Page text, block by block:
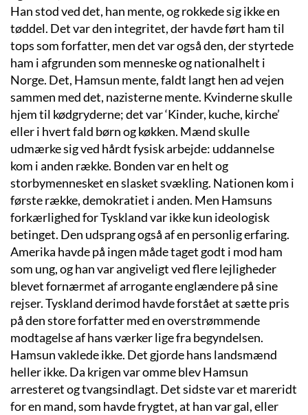
Han stod ved det, han mente, og rokkede sig ikke en
tøddel. Det var den integritet, der havde ført ham til
tops som forfatter, men det var også den, der styrtede
ham i afgrunden som menneske og nationalhelt i
Norge. Det, Hamsun mente, faldt langt hen ad vejen
sammen med det, nazisterne mente. Kvinderne skulle
hjem til kødgryderne; det var ‘Kinder, kuche, kirche’
eller i hvert fald børn og køkken. Mænd skulle
udmærke sig ved hårdt fysisk arbejde: uddannelse
kom i anden række. Bonden var en helt og
storbymennesket en slasket svækling. Nationen kom i
første række, demokratiet i anden. Men Hamsuns
forkærlighed for Tyskland var ikke kun ideologisk
betinget. Den udsprang også af en personlig erfaring.
Amerika havde på ingen måde taget godt i mod ham
som ung, og han var angiveligt ved flere lejligheder
blevet fornærmet af arrogante englændere på sine
rejser. Tyskland derimod havde forstået at sætte pris
på den store forfatter med en overstrømmende
modtagelse af hans værker lige fra begyndelsen.
Hamsun vaklede ikke. Det gjorde hans landsmænd
heller ikke. Da krigen var omme blev Hamsun
arresteret og tvangsindlagt. Det sidste var et mareridt
for en mand, som havde frygtet, at han var gal, eller